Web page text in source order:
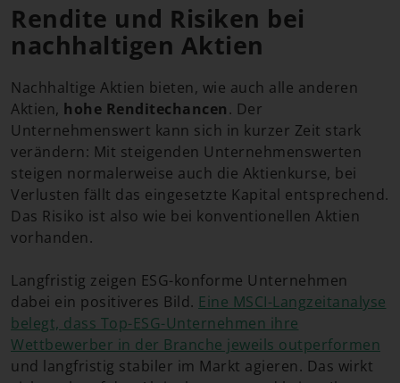
Rendite und Risiken bei
nachhaltigen Aktien
Nachhaltige Aktien bieten, wie auch alle anderen
Aktien, hohe Renditechancen. Der
Unternehmenswert kann sich in kurzer Zeit stark
verändern: Mit steigenden Unternehmenswerten
steigen normalerweise auch die Aktienkurse, bei
Verlusten fällt das eingesetzte Kapital entsprechend.
Das Risiko ist also wie bei konventionellen Aktien
vorhanden.
Langfristig zeigen ESG-konforme Unternehmen
dabei ein positiveres Bild. Eine MSCI-Langzeitanalyse
belegt, dass Top-ESG-Unternehmen ihre
Wettbewerber in der Branche jeweils outperformen
und langfristig stabiler im Markt agieren. Das wirkt